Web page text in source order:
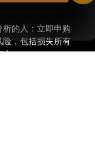
的人：立即申购
，包括损失所有
人。